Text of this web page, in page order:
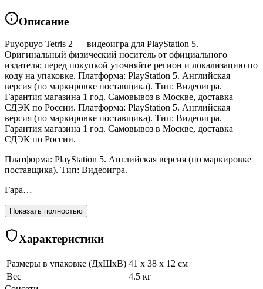
Описание
Puyopuyo Tetris 2 — видеоигра для PlayStation 5.
Оригинальный физический носитель от официального
издателя; перед покупкой уточняйте регион и локализацию по
коду на упаковке. Платформа: PlayStation 5. Английская
версия (по маркировке поставщика). Тип: Видеоигра.
Гарантия магазина 1 год. Самовывоз в Москве, доставка
СДЭК по России. Платформа: PlayStation 5. Английская
версия (по маркировке поставщика). Тип: Видеоигра.
Гарантия магазина 1 год. Самовывоз в Москве, доставка
СДЭК по России.
Платформа: PlayStation 5. Английская версия (по маркировке
поставщика). Тип: Видеоигра.
Гара…
Показать полностью
Характеристики
Размеры в упаковке (ДхШхВ) 41 x 38 x 12 см
Вес
4.5 кг